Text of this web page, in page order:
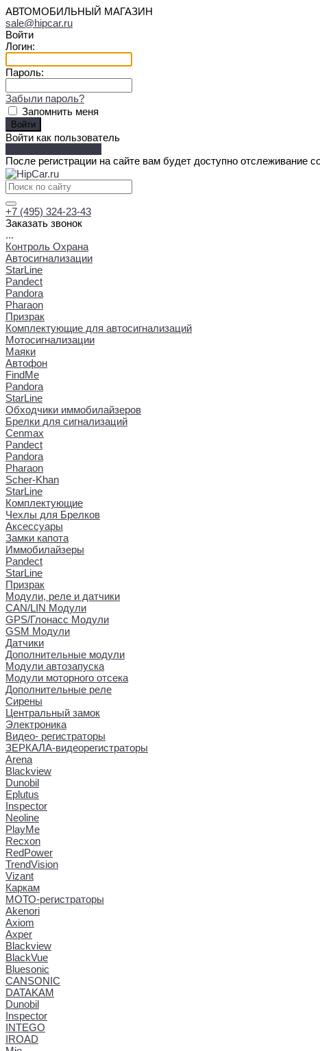
АВТОМОБИЛЬНЫЙ МАГАЗИН
sale@hipcar.ru
Войти
Логин:
Пароль:
Забыли пароль?
Запомнить меня
Войти как пользователь
После регистрации на сайте вам будет доступно отслеживание
+7 (495) 324-23-43
Заказать звонок
...
Контроль Охрана
Автосигнализации
StarLine
Pandect
Pandora
Pharaon
Призрак
Комплектующие для автосигнализаций
Мотосигнализации
Маяки
Автофон
FindMe
Pandora
StarLine
Обходчики иммобилайзеров
Брелки для сигнализаций
Cenmax
Pandect
Pandora
Pharaon
Scher-Khan
StarLine
Комплектующие
Чехлы для Брелков
Аксессуары
Замки капота
Иммобилайзеры
Pandect
StarLine
Призрак
Модули, реле и датчики
CAN/LIN Модули
GPS/Глонасс Модули
GSM Модули
Датчики
Дополнительные модули
Модули автозапуска
Модули моторного отсека
Дополнительные реле
Сирены
Центральный замок
Электроника
Видео- регистраторы
ЗЕРКАЛА-видеорегистраторы
Arena
Blackview
Dunobil
Eplutus
Inspector
Neoline
PlayMe
Recxon
RedPower
TrendVision
Vizant
Каркам
МОТО-регистраторы
Akenori
Axiom
Axper
Blackview
BlackVue
Bluesonic
CANSONIC
DATAKAM
Dunobil
Inspector
INTEGO
IROAD